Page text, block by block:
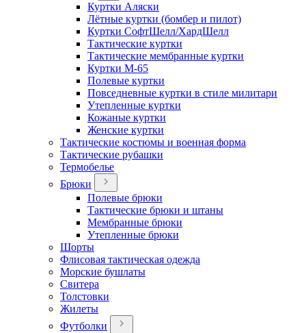
Куртки Аляски
Лётные куртки (бомбер и пилот)
Куртки СофтШелл/ХардШелл
Тактические куртки
Тактические мембранные куртки
Куртки М-65
Полевые куртки
Повседневные куртки в стиле милитари
Утепленные куртки
Кожаные куртки
Женские куртки
Тактические костюмы и военная форма
Тактические рубашки
Термобелье
Брюки
Полевые брюки
Тактические брюки и штаны
Мембранные брюки
Утепленные брюки
Шорты
Флисовая тактическая одежда
Морские бушлаты
Свитера
Толстовки
Жилеты
Футболки